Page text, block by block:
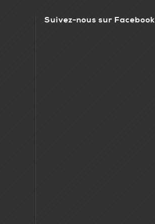
Suivez-nous sur Facebook